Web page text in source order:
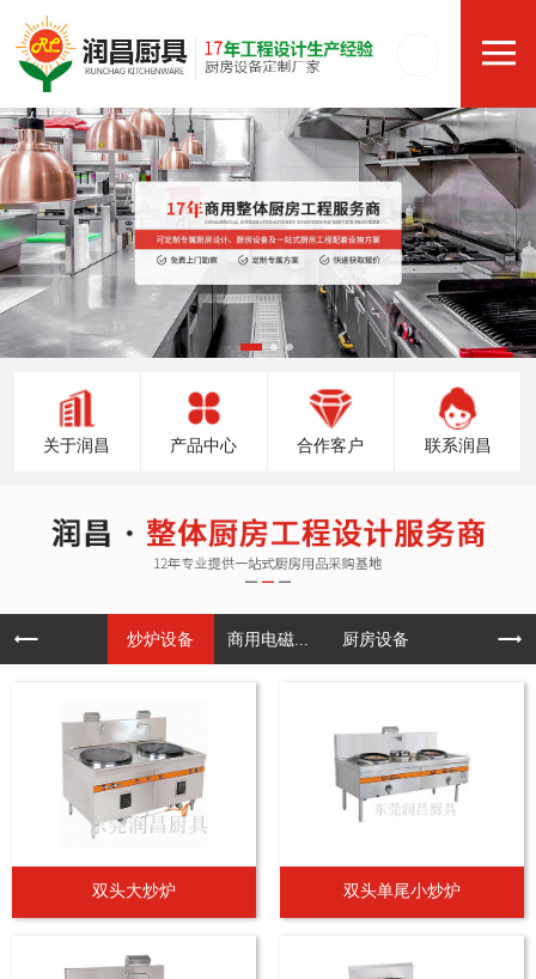
关于润昌 产品中心 合作客户 联系润昌
炒炉设备 商用电磁... 厨房设备
双头大炒炉 双头单尾小炒炉